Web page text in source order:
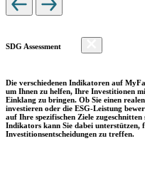
SDG Assessment
Die verschiedenen Indikatoren auf
um Ihnen zu helfen, Ihre Investitionen
Einklang zu bringen. Ob Sie einen
investieren oder die ESG-Leistung
auf Ihre spezifischen Ziele zugeschnitten
Indikators kann Sie dabei unterstützen,
Investitionsentscheidungen zu treffen.